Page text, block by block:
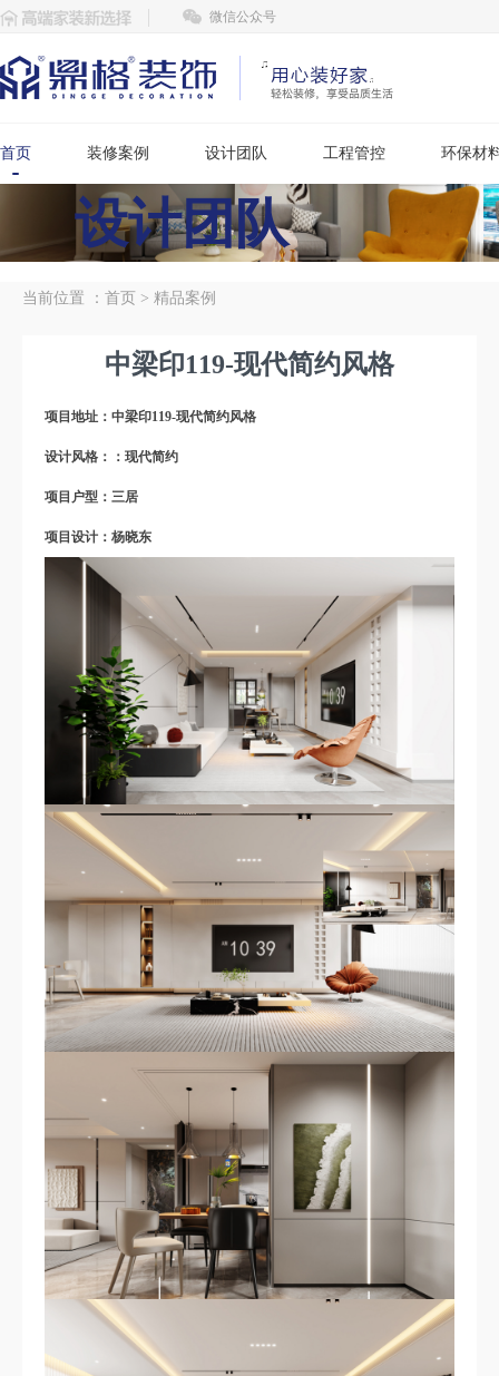
微信公众号
首页 装修案例 设计团队 工程管控 环保材
设计团队
当前位置 ： 首页 > 精品案例
中梁印119-现代简约风格
项目地址：中梁印119-现代简约风格
设计风格：：现代简约
项目户型：三居
项目设计：杨晓东